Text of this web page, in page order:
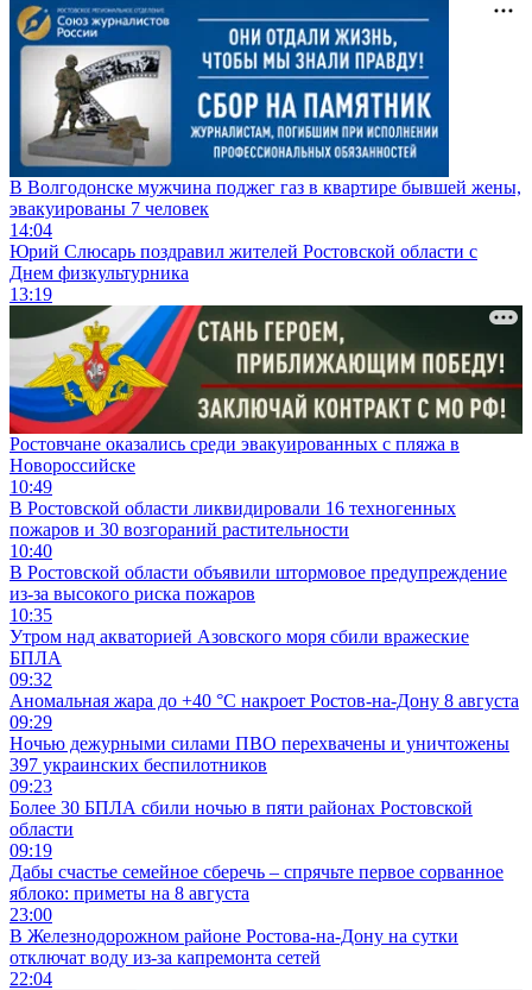
В Волгодонске мужчина поджег газ в квартире бывшей жены,
эвакуированы 7 человек
14:04
Юрий Слюсарь поздравил жителей Ростовской области с
Днем физкультурника
13:19
Ростовчане оказались среди эвакуированных с пляжа в
Новороссийске
10:49
В Ростовской области ликвидировали 16 техногенных
пожаров и 30 возгораний растительности
10:40
В Ростовской области объявили штормовое предупреждение
из-за высокого риска пожаров
10:35
Утром над акваторией Азовского моря сбили вражеские
БПЛА
09:32
Аномальная жара до +40 °C накроет Ростов-на-Дону 8 августа
09:29
Ночью дежурными силами ПВО перехвачены и уничтожены
397 украинских беспилотников
09:23
Более 30 БПЛА сбили ночью в пяти районах Ростовской
области
09:19
Дабы счастье семейное сберечь – спрячьте первое сорванное
яблоко: приметы на 8 августа
23:00
В Железнодорожном районе Ростова-на-Дону на сутки
отключат воду из-за капремонта сетей
22:04